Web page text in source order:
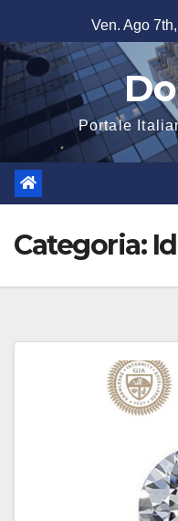
al
contenuto
Ven. Ago
Portale
Categoria: